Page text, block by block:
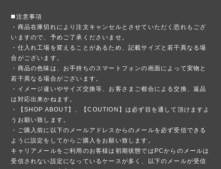
◼️注意事項
・商品在庫切れにより注文キャンセルとさせていただく恐れもござ
いますので、予めご了承くださいませ。
・仕入れ工場を変えることがあるため、記載サイズと若干異なる場
合がございます。
・商品の色味は、お手持ちのスマートフォンの画面によって実物と
若干異なる場合がございます。
・イメージ違いやサイズ交換等、お客さまご都合による交換、返品
は対応出来かねます。
・【SHOP ABOUT】、【COUTION】は必ず目を通して頂けますよ
うお願い致します。
・ご購入前に以下のメールアドレスからのメールを必ず受信できる
ように設定をしてからご購入をお願い致します。
キャリアメールをご利用のお客様は初期状態ではPCからのメールは
受信されない設定になっているケースが多く、以下のメールが受信